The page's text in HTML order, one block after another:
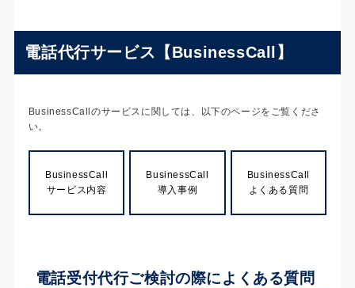
電話代行サービス【BusinessCall】
BusinessCallのサービスに関しては、以下のページをご覧くださ
い。
BusinessCall
サービス内容
BusinessCall
導入事例
BusinessCall
よくある質問
電話受付代行ご検討の際によくある質問